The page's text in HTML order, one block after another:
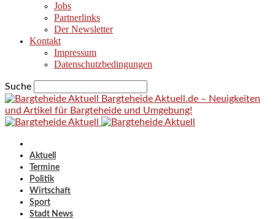
Jobs
Partnerlinks
Der Newsletter
Kontakt
Impressum
Datenschutzbedingungen
Suche
Bargteheide Aktuell.de – Neuigkeiten
und Artikel für Bargteheide und Umgebung!
Aktuell
Termine
Politik
Wirtschaft
Sport
Stadt News